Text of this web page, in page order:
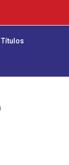
Títulos